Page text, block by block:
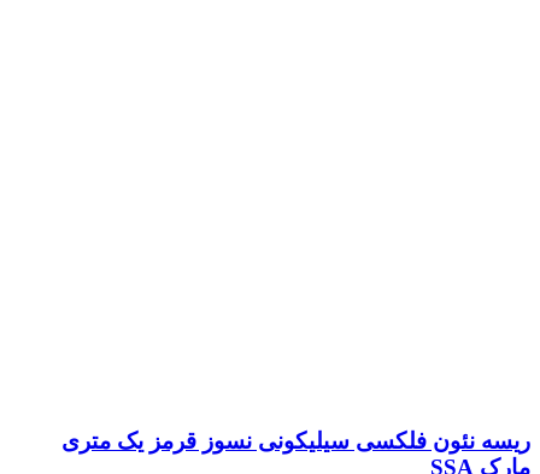
ریسه نئون فلکسی سیلیکونی نسوز قرمز یک متری
مارک SSA